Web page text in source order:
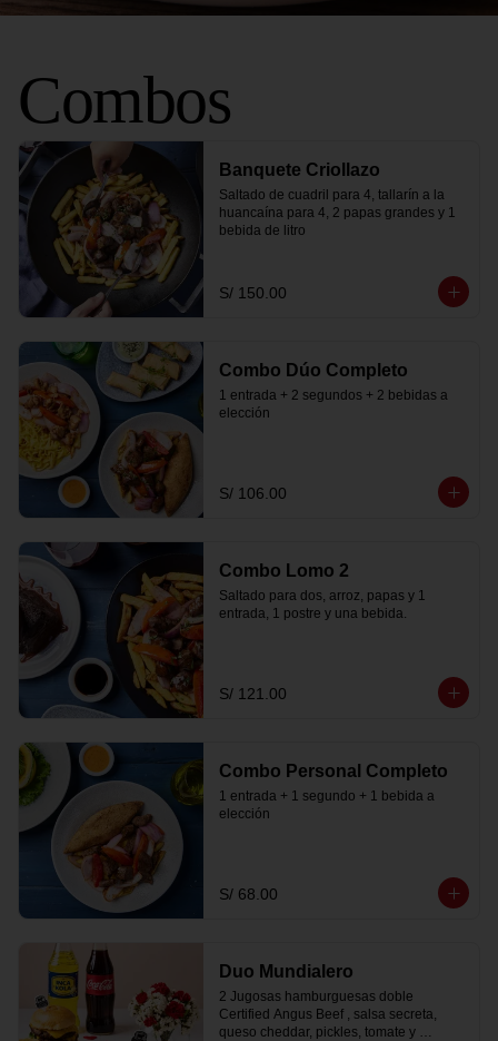
Combos
Banquete Criollazo
Saltado de cuadril para 4, tallarín a la
huancaína para 4, 2 papas grandes y 1
bebida de litro
S/ 150.00
Combo Dúo Completo
1 entrada + 2 segundos + 2 bebidas a
elección
S/ 106.00
Combo Lomo 2
Saltado para dos, arroz, papas y 1
entrada, 1 postre y una bebida.
S/ 121.00
Combo Personal Completo
1 entrada + 1 segundo + 1 bebida a
elección
S/ 68.00
Duo Mundialero
2 Jugosas hamburguesas doble
Certified Angus Beef , salsa secreta,
queso cheddar, pickles, tomate y